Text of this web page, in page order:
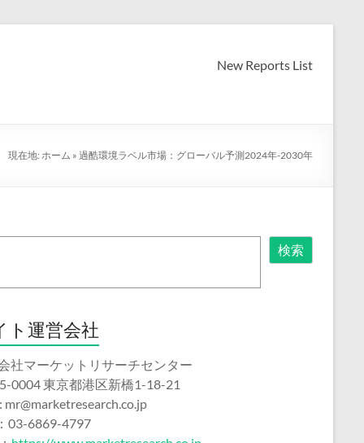
New Reports List
現在地: ホーム » 過酷環境ラベル市場：グローバル予測2024年-2030年
検索
ト運営会社
社マーケットリサーチセンター
0004 東京都港区新橋1-18-21
mr@marketresearch.co.jp
03-6869-4797